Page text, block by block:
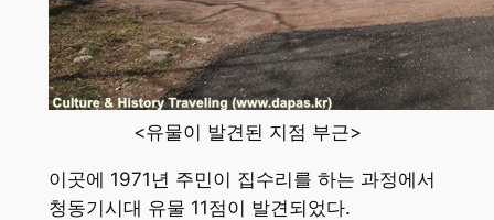
<유물이 발견된 지점 부근>
이곳에 1971년 주민이 집수리를 하는 과정에서
청동기시대 유물 11점이 발견되었다.